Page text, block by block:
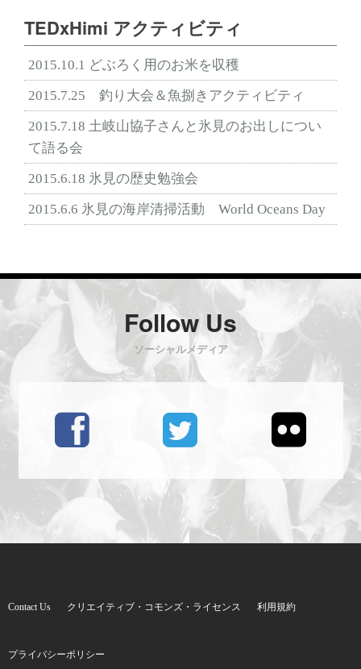
TEDxHimi アクティビティ
2015.10.1 どぶろく用のお米を収穫
2015.7.25 釣り大会＆魚捌きアクティビティ
2015.7.18 土岐山協子さんと氷見のお出しについ
て語る会
2015.6.18 氷見の歴史勉強会
2015.6.6 氷見の海岸清掃活動 World Oceans Day
Follow Us
ソーシャルメディア
Contact Us クリエイティブ・コモンズ・ライセンス 利用規約
プライバシーポリシー